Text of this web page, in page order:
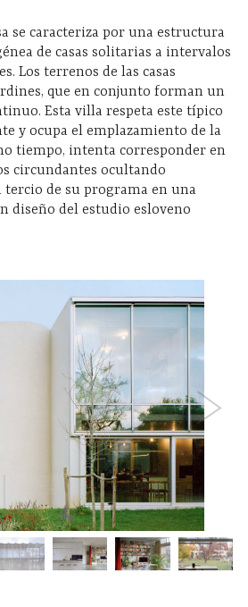
se caracteriza por una estructura
de casas solitarias a intervalos
Los terrenos de las casas
que en conjunto forman un
Esta villa respeta este típico
y ocupa el emplazamiento de la
tiempo, intenta corresponder en
circundantes ocultando
de su programa en una
diseño del estudio esloveno